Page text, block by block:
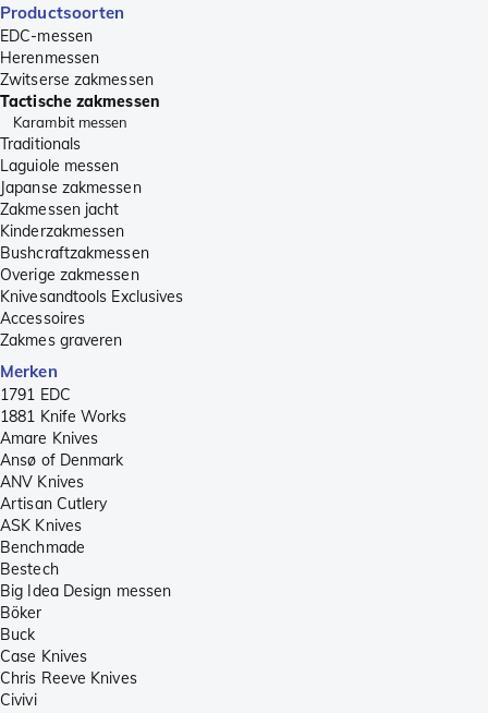
Productsoorten
EDC-messen
Herenmessen
Zwitserse zakmessen
Tactische zakmessen
Karambit messen
Traditionals
Laguiole messen
Japanse zakmessen
Zakmessen jacht
Kinderzakmessen
Bushcraftzakmessen
Overige zakmessen
Knivesandtools Exclusives
Accessoires
Zakmes graveren
Merken
1791 EDC
1881 Knife Works
Amare Knives
Ansø of Denmark
ANV Knives
Artisan Cutlery
ASK Knives
Benchmade
Bestech
Big Idea Design messen
Böker
Buck
Case Knives
Chris Reeve Knives
Civivi